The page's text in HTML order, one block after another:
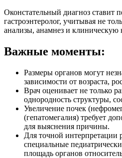
Оконстательный диагноз ставит
гастроэнтеролог, учитывая не
анализы, анамнез и клиническую
Важные моменты:
Размеры органов могут
зависимости от возраста,
Врач оценивает не только
однородность структуры,
Увеличение почек
(гепатомегалия) требует
для выяснения причины.
Для точной интерпретации
специальные
площадь органов